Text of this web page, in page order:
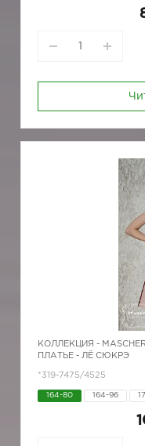
КОЛЛЕКЦИЯ -
ПЛАТЬЕ - ЛЁ СЮКРЭ
*319-7475/4525
164-80 164-96